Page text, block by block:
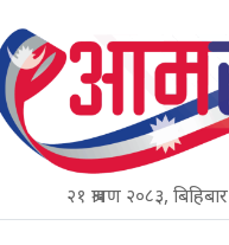
२१ श्रावण २०८३, बिहिबार